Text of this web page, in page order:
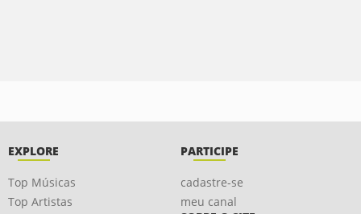
EXPLORE
Top Músicas
Top Artistas
PARTICIPE
cadastre-se
meu canal